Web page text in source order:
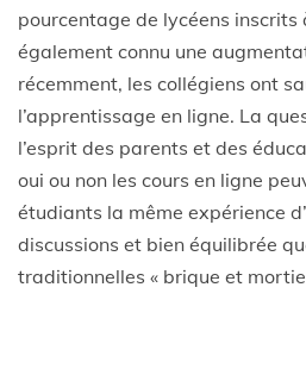
pourcentage de lycéens inscrits
également connu une
récemment, les collégiens ont
l’apprentissage en ligne. La
l’esprit des parents et des
oui ou non les cours en ligne
étudiants la même expérience
discussions et bien équilibrée
traditionnelles « brique et